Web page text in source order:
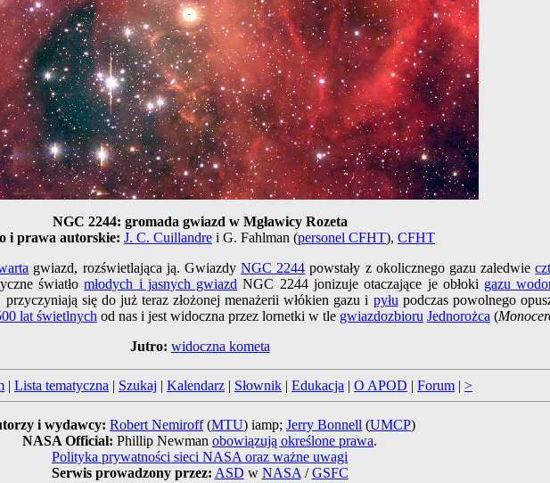
NGC 2244: gromada gwiazd w Mgławicy Rozeta
i prawa autorskie: J. C. Cuillandre i G. Fahlman (personel CFHT), CFHT
gwiazd, rozświetlająca ją. GwiazdyNGC 2244 powstały z okolicznego gazu zaledwie
światłomłodych i jasnych gwiazd NGC 2244 jonizuje otaczające je obłoki gazu
się do już teraz złożonej menażerii włókien gazu i pyłu podczas powolnego
lat świetlnych od nas i jest widoczna przez lornetki w tle gwiazdozbioru Jednorożca (
Jutro: widoczna kometa
| Lista tematyczna | Szukaj | Kalendarz | Słownik | Edukacja | O APOD | Forum | >
i wydawcy: Robert Nemiroff(MTU) iamp; Jerry Bonnell (UMCP)
NASA Official: Phillip Newman obowiązują określone prawa.
Polityka prywatności sieci NASA oraz ważne uwagi
Serwis prowadzony przez: ASD w NASA /GSFC